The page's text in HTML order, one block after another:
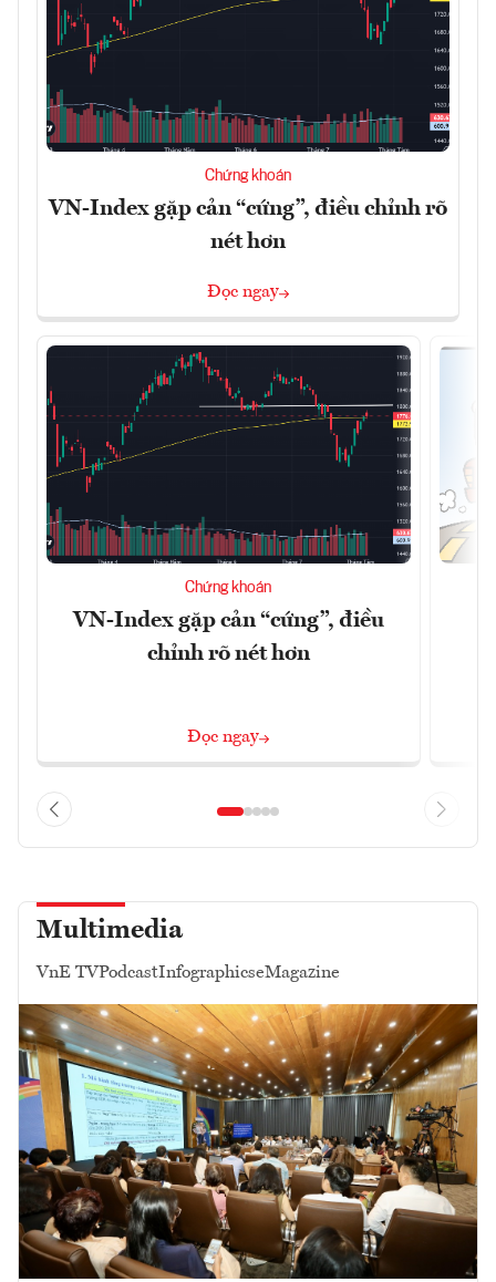
Chứng khoán
VN-Index gặp cản “cứng”, điều chỉnh rõ
nét hơn
Đọc ngay
Chứng khoán
VN-Index gặp cản “cứng”, điều
chỉnh rõ nét hơn
Đọc ngay
Multimedia
VnE TVPodcastInfographicseMagazine